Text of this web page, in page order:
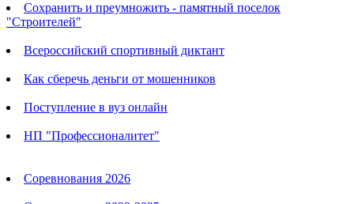
Сохранить и преумножить - памятный поселок
"Строителей"
Всероссийский спортивный диктант
Как сберечь деньги от мошенников
Поступление в вуз онлайн
НП "Профессионалитет"
Соревнования 2026